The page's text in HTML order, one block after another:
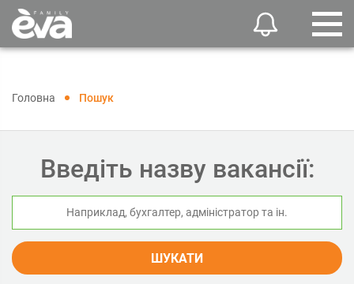
Головна Пошук
Введіть назву вакансії:
ШУКАТИ